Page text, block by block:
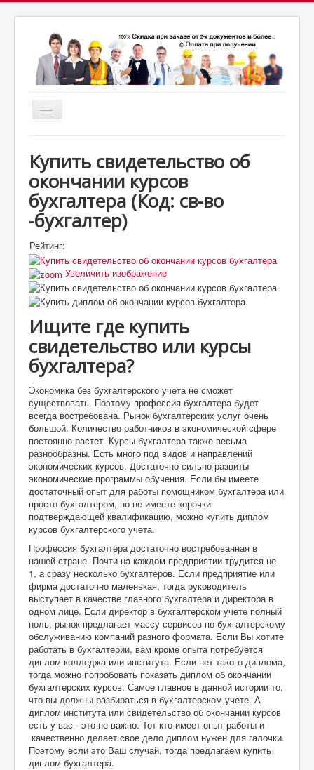
Включить/
СПБ: +7(812)987-53-69
Купить свидетельство об
окончании курсов
бухгалтера (Код: св-во
-бухгалтер)
Рейтинг:
Увеличить изображение
Ищите где купить
свидетельство или курсы
бухгалтера?
Экономика без бухгалтерского учета не сможет
существовать. Поэтому профессия бухгалтера будет
всегда востребована. Рынок бухгалтерских услуг очень
большой. Количество работников в экономической сфере
постоянно растет. Курсы бухгалтера также весьма
разнообразны. Есть много под видов и направлений
экономических курсов. Достаточно сильно развиты
экономические программы обучения. Если бы имеете
достаточный опыт для работы помощником бухгалтера или
просто бухгалтером, но не имеете корочки
подтверждающей квалификацию, можно купить диплом
курсов бухгалтерского учета.
Профессия бухгалтера достаточно востребованная в
нашей стране. Почти на каждом предприятии трудится не
1, а сразу несколько бухгалтеров. Если предприятие или
фирма достаточно маленькая, тогда руководитель
выступает в качестве главного бухгалтера и директора в
одном лице. Если директор в бухгалтерском учете полный
ноль, рынок предлагает массу сервисов по бухгалтерскому
обслуживанию компаний разного формата. Если Вы хотите
работать в бухгалтерии, вам кроме опыта потребуется
диплом колледжа или института. Если нет такого диплома,
тогда можно попробовать показать диплом об окончании
бухгалтерских курсов. Самое главное в данной истории то,
что вы должны разбираться в бухгалтерском учете. А
диплом института или свидетельство об окончании курсов
есть у вас - это не важно. Тот кто имеет опыт работы и
качественно делает свое дело диплом нужен для галочки.
Поэтому если это Ваш случай, тогда предлагаем купить
диплом бухгалтера.